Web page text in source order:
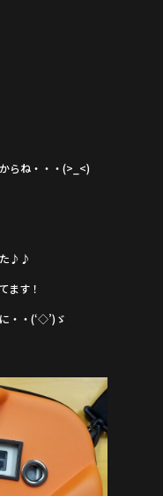
らね・・・(>_<)
た♪♪
ます！
・・(‘◇’)ゞ